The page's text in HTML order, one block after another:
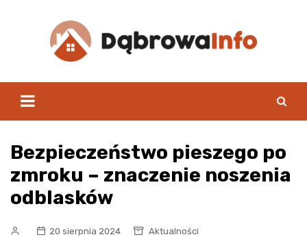
Bezpieczeństwo pieszego po
zmroku – znaczenie noszenia
odblasków
20 sierpnia 2024 Aktualności